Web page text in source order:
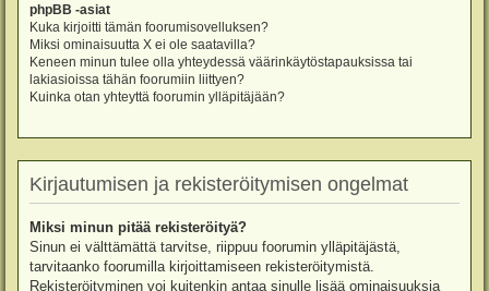
phpBB -asiat
Kuka kirjoitti tämän foorumisovelluksen?
Miksi ominaisuutta X ei ole saatavilla?
Keneen minun tulee olla yhteydessä väärinkäytöstapauksissa tai
lakiasioissa tähän foorumiin liittyen?
Kuinka otan yhteyttä foorumin ylläpitäjään?
Kirjautumisen ja rekisteröitymisen ongelmat
Miksi minun pitää rekisteröityä?
Sinun ei välttämättä tarvitse, riippuu foorumin ylläpitäjästä,
tarvitaanko foorumilla kirjoittamiseen rekisteröitymistä.
Rekisteröityminen voi kuitenkin antaa sinulle lisää ominaisuuksia